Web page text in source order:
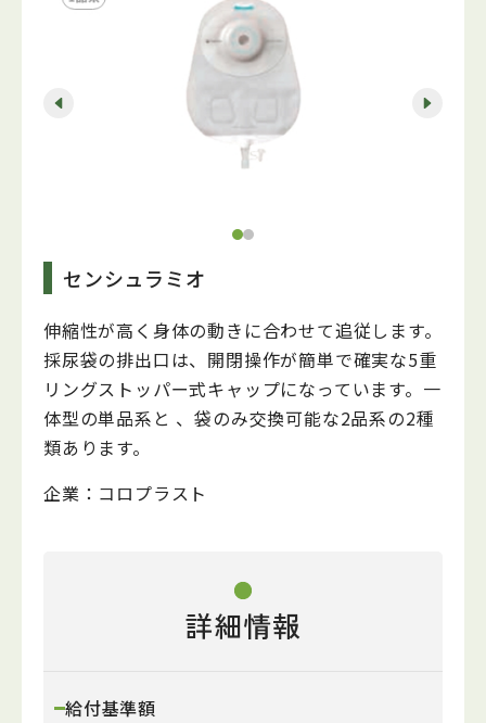
センシュラミオ
伸縮性が高く身体の動きに合わせて追従します。
採尿袋の排出口は、開閉操作が簡単で確実な5重
リングストッパー式キャップになっています。一
体型の単品系と 、袋のみ交換可能な2品系の2種
類あります。
企業： コロプラスト
詳細情報
給付基準額